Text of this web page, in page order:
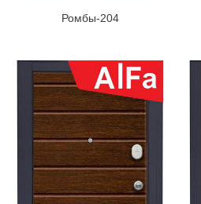
Ромбы-204